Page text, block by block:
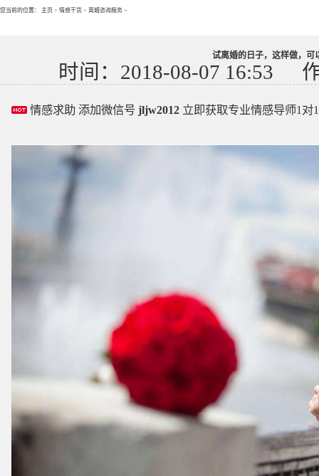
您当前的位置： 主页 > 情感干货 > 离婚咨询服务 >
试离婚的日子，这样做，可
时间：2018-08-07 16:53
情感求助 添加微信号 jljw2012 立即获取专业情感导师1对